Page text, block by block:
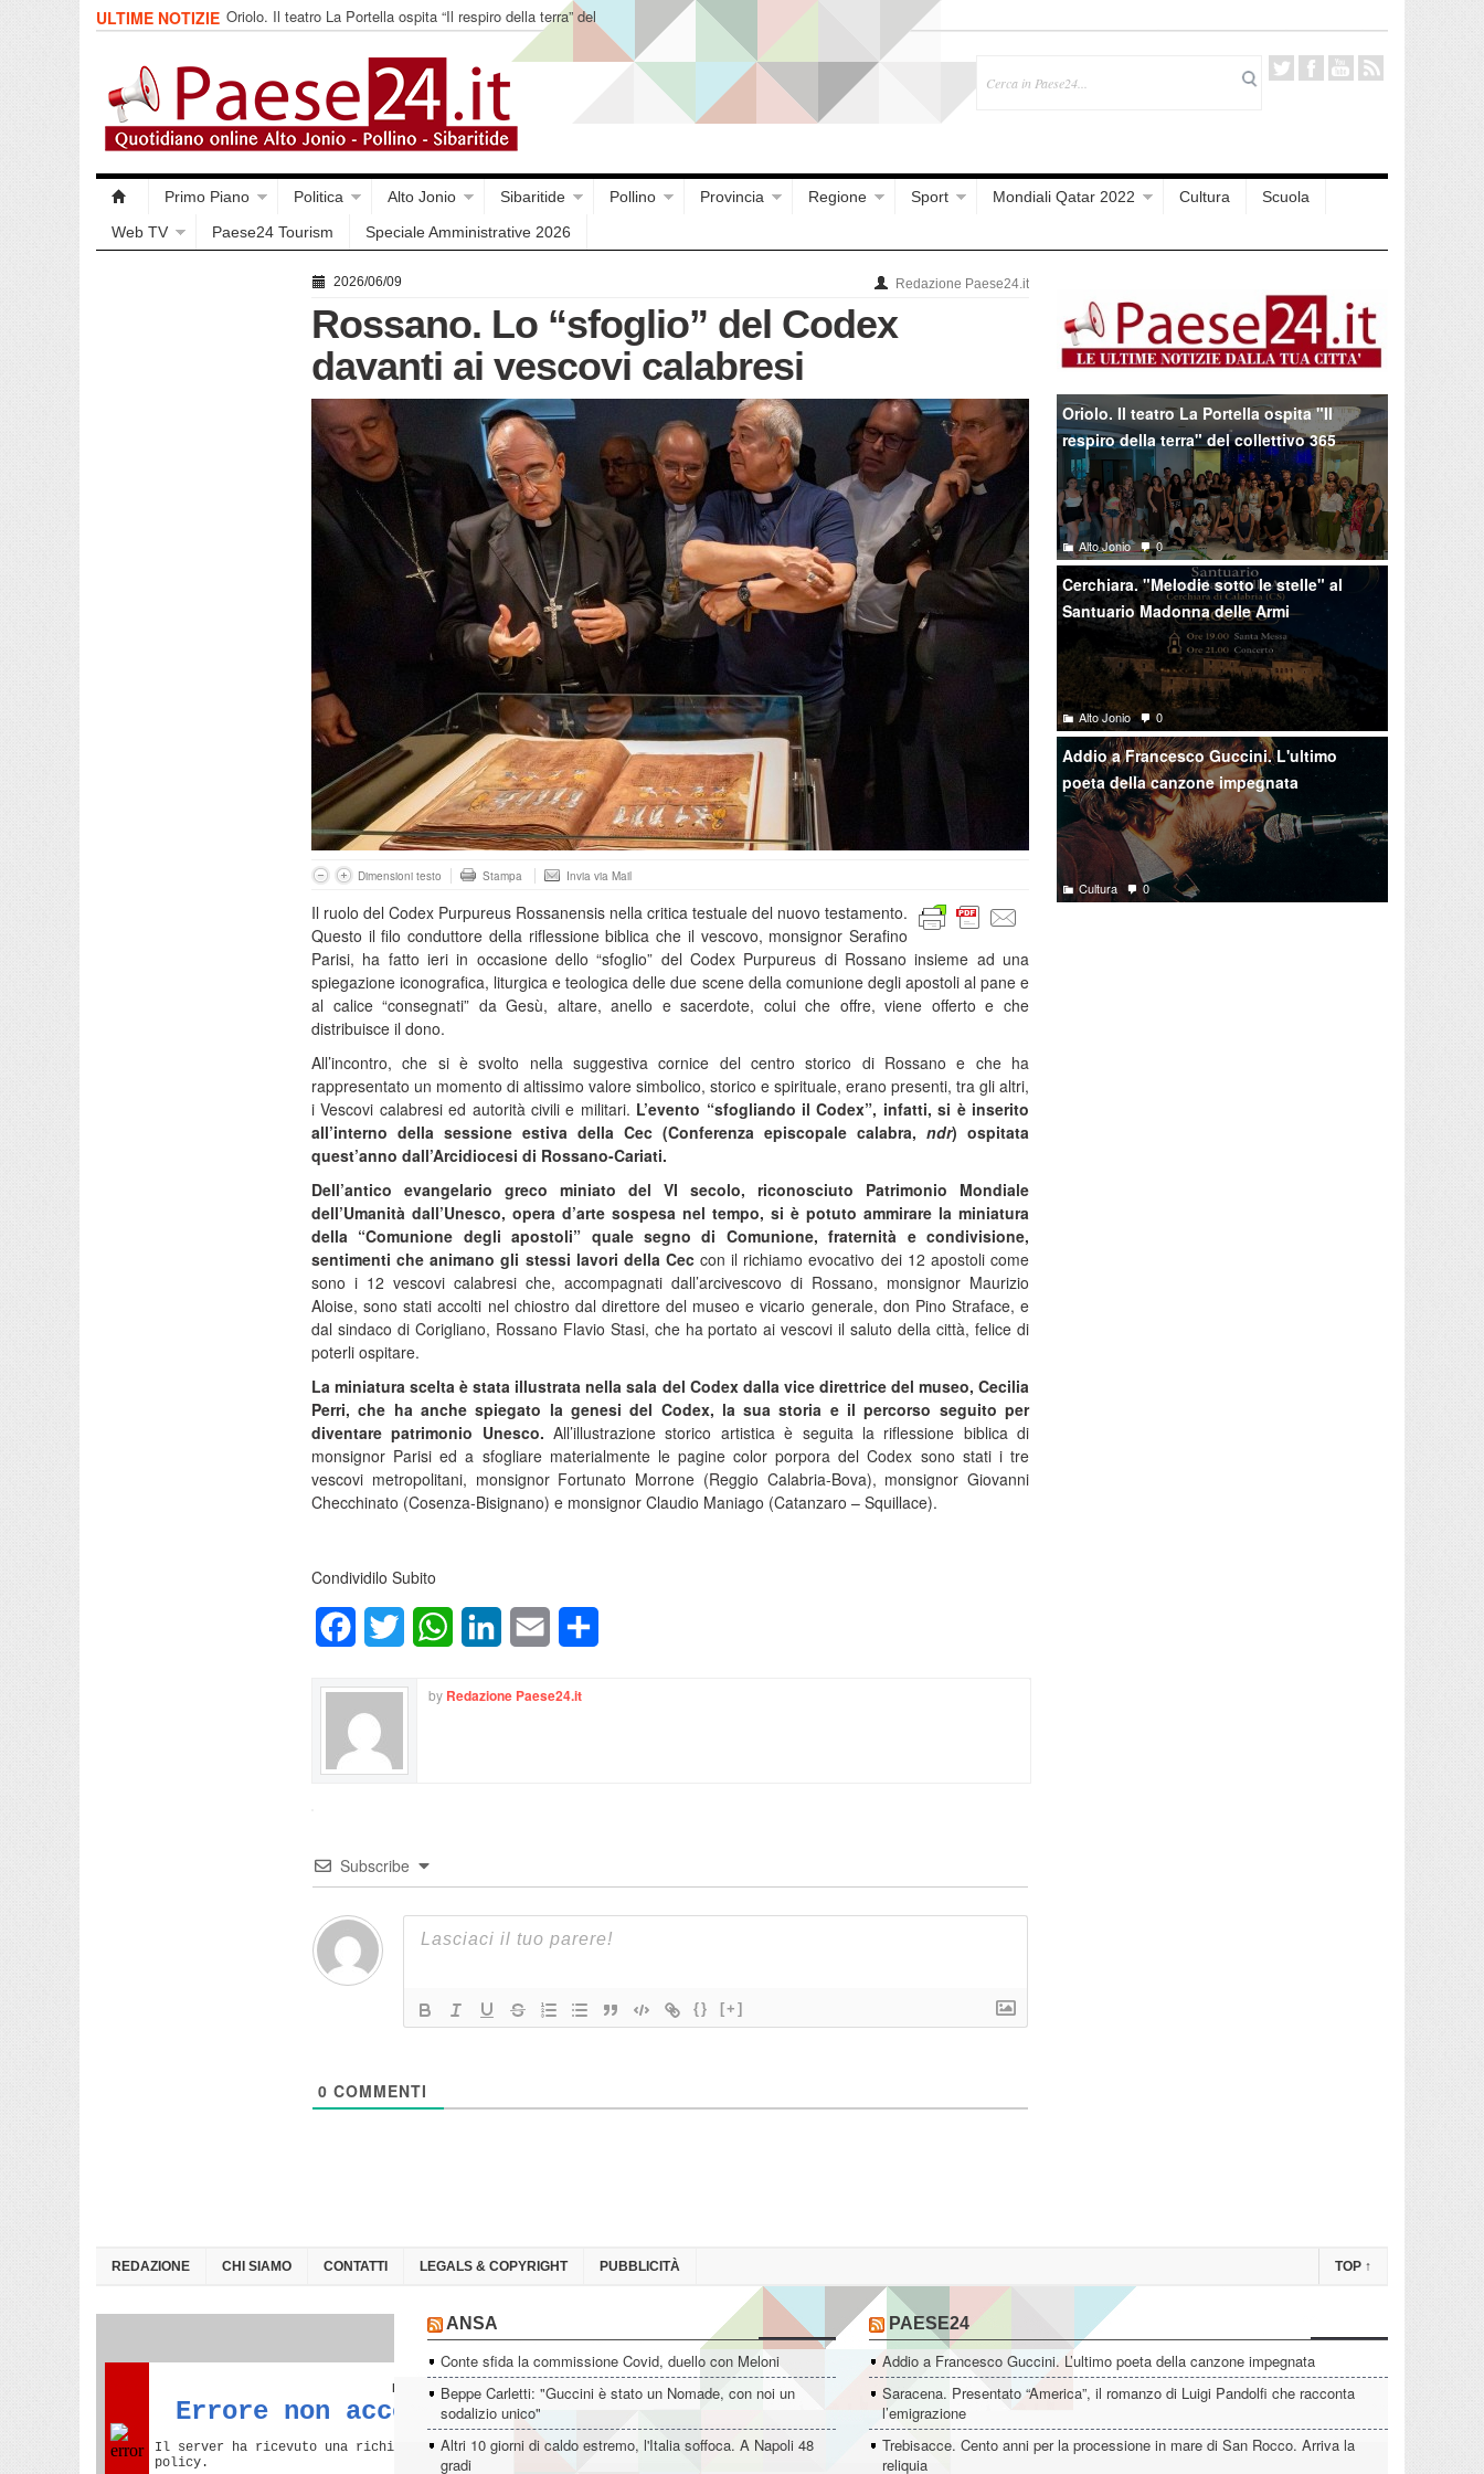
ULTIME NOTIZIE Oriolo. Il teatro La Portella ospita “Il respiro della terra” del
collettivo 365
Primo Piano Politica Alto Jonio Sibaritide Pollino Provincia Regione Sport Mondiali Qatar 2022 Cultura
Scuola
Web TV
Paese24 Tourism Speciale Amministrative 2026
2026/06/09 Redazione Paese24.it
Rossano. Lo “sfoglio” del Codex
davanti ai vescovi calabresi
Dimensioni testo Stampa Invia via Mail
Il ruolo del Codex Purpureus Rossanensis nella critica testuale del nuovo testamento.
Questo il filo conduttore della riflessione biblica che il vescovo, monsignor Serafino
Parisi, ha fatto ieri in occasione dello “sfoglio” del Codex Purpureus di Rossano insieme ad una
spiegazione iconografica, liturgica e teologica delle due scene della comunione degli apostoli al pane e
al calice “consegnati” da Gesù, altare, anello e sacerdote, colui che offre, viene offerto e che
distribuisce il dono.
All’incontro, che si è svolto nella suggestiva cornice del centro storico di Rossano e che ha
rappresentato un momento di altissimo valore simbolico, storico e spirituale, erano presenti, tra gli altri,
i Vescovi calabresi ed autorità civili e militari. L’evento “sfogliando il Codex”, infatti, si è inserito
all’interno della sessione estiva della Cec (Conferenza episcopale calabra, ndr) ospitata
quest’anno dall’Arcidiocesi di Rossano-Cariati.
Dell’antico evangelario greco miniato del VI secolo, riconosciuto Patrimonio Mondiale
dell’Umanità dall’Unesco, opera d’arte sospesa nel tempo, si è potuto ammirare la miniatura
della “Comunione degli apostoli” quale segno di Comunione, fraternità e condivisione,
sentimenti che animano gli stessi lavori della Ceccon il richiamo evocativo dei 12 apostoli come
sono i 12 vescovi calabresi che, accompagnati dall’arcivescovo di Rossano, monsignor Maurizio
Aloise, sono stati accolti nel chiostro dal direttore del museo e vicario generale, don Pino Straface, e
dal sindaco di Corigliano, Rossano Flavio Stasi, che ha portato ai vescovi il saluto della città, felice di
poterli ospitare.
La miniatura scelta è stata illustrata nella sala del Codex dalla vice direttrice del museo, Cecilia
Perri, che ha anche spiegato la genesi del Codex, la sua storia e il percorso seguito per
diventare patrimonio Unesco.All’illustrazione storico artistica è seguita la riflessione biblica di
monsignor Parisi ed a sfogliare materialmente le pagine color porpora del Codex sono stati i tre
vescovi metropolitani, monsignor Fortunato Morrone (Reggio Calabria-Bova), monsignor Giovanni
Checchinato (Cosenza-Bisignano) e monsignor Claudio Maniago (Catanzaro – Squillace).
Condividilo Subito
FacebookTwitter WhatsAppLinkedInEmail
by Redazione Paese24.it
Subscribe
{} [+]
0 COMMENTI
Oriolo. Il teatro La Portella ospita "Il
respiro della terra" del collettivo 365
Alto Jonio 0
Cerchiara. "Melodie sotto le stelle" al
Santuario Madonna delle Armi
Alto Jonio 0
Addio a Francesco Guccini. L'ultimo
poeta della canzone impegnata
Cultura 0
REDAZIONE CHI SIAMO CONTATTI LEGALS & COPYRIGHT PUBBLICITÀ TOP ↑
ANSA
Conte sfida la commissione Covid, duello con Meloni
Beppe Carletti: "Guccini è stato un Nomade, con noi un
sodalizio unico"
Altri 10 giorni di caldo estremo, l'Italia soffoca. A Napoli 48
gradi
PAESE24
Addio a Francesco Guccini. L’ultimo poeta della canzone impegnata
Saracena. Presentato “America”, il romanzo di Luigi Pandolfi che racconta
l’emigrazione
Trebisacce. Cento anni per la processione in mare di San Rocco. Arriva la
reliquia